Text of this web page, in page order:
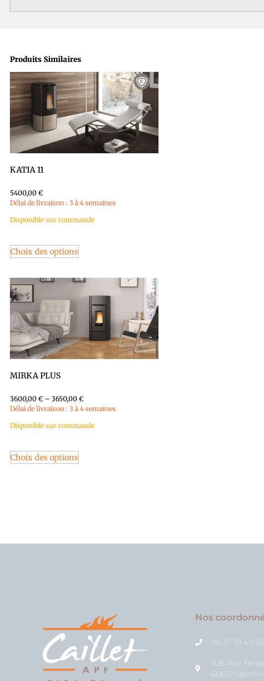
Produits Similaires
KATIA 11
5400,00€
Délai de livraison : 3 à 4 semaines
Disponible sur commande
Choix des options
MIRKA PLUS
3600,00€ – 3650,00€
Délai de livraison : 3 à 4 semaines
Disponible sur commande
Choix des options
Nos
06 27 29 49 95
1126 Rue
60610